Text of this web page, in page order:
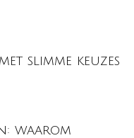
slimme keuzes
waarom